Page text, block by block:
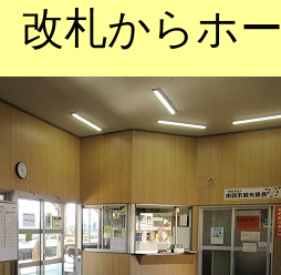
改札からホ